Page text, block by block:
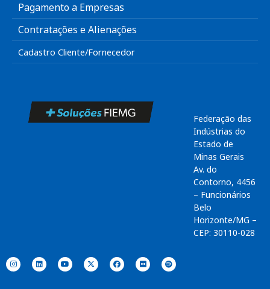
Pagamento a Empresas
Contratações e Alienações
Cadastro Cliente/Fornecedor
Federação das
Indústrias do
Estado de
Minas Gerais
Av. do
Contorno, 4456
– Funcionários
Belo
Horizonte/MG –
CEP: 30110-028